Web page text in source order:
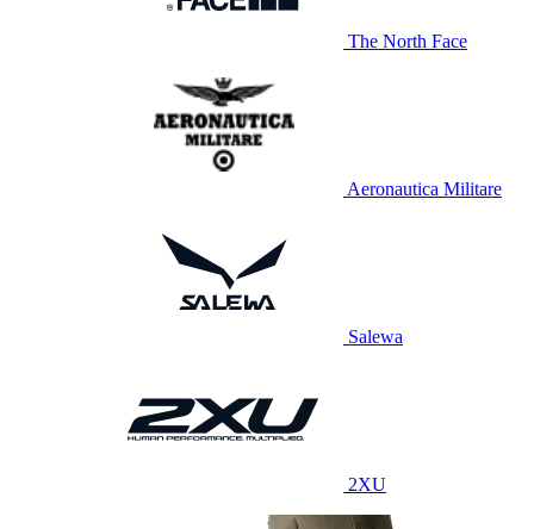
The North Face
Aeronautica Militare
Salewa
2XU